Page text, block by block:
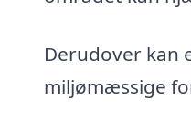
Derudover kan
miljømæssige